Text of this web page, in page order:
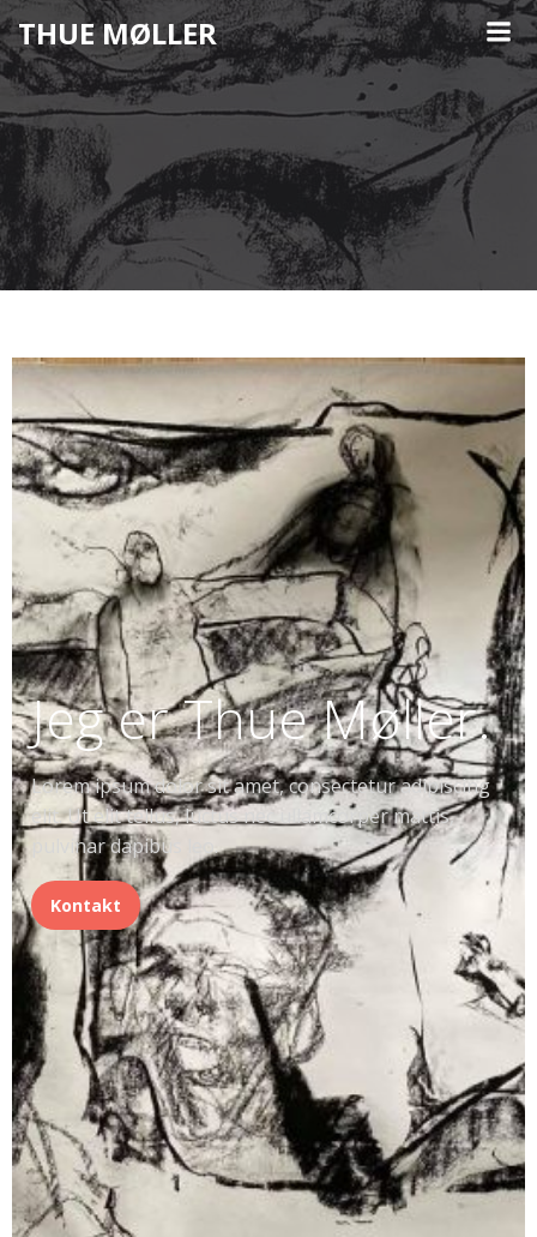
Videre
til
indhold
THUE MØLLER
Jeg er Thue Møller.
Lorem ipsum dolor sit amet, consectetur adipiscing
elit. Ut elit tellus, luctus nec ullamcorper mattis,
pulvinar dapibus leo.
Kontakt